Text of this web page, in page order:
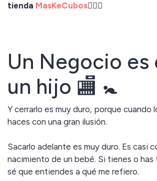
tienda MasKeCubos🤹🏻‍♀️
Un Negocio es
un hijo 🏬 🚼
Y cerrarlo es muy duro, porque cuando
haces con una gran ilusión.
Sacarlo adelante es muy duro. Es casi
nacimiento de un bebé. Si tienes o has
sé que entiendes a qué me refiero.